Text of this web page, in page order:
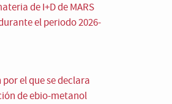
de I+D de MARS
el periodo 2026-
el que se declara
de ebio-metanol